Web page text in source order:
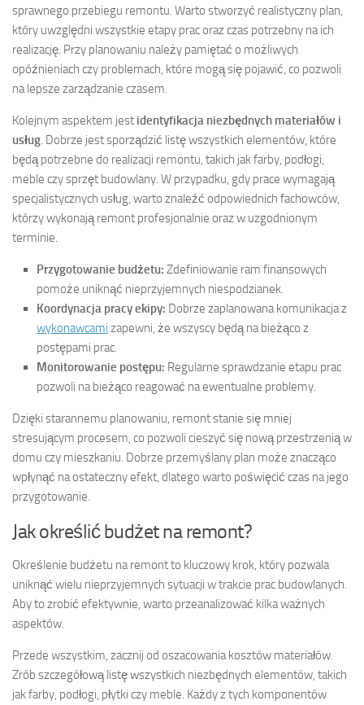
sprawnego przebiegu remontu. Warto stworzyć realistyczny plan,
który uwzględni wszystkie etapy prac oraz czas potrzebny na ich
realizację. Przy planowaniu należy pamiętać o możliwych
opóźnieniach czy problemach, które mogą się pojawić, co pozwoli
na lepsze zarządzanie czasem.
Kolejnym aspektem jest identyfikacja niezbędnych materiałów i
usług . Dobrze jest sporządzić listę wszystkich elementów, które
będą potrzebne do realizacji remontu, takich jak farby, podłogi,
meble czy sprzęt budowlany. W przypadku, gdy prace wymagają
specjalistycznych usług, warto znaleźć odpowiednich fachowców,
którzy wykonają remont profesjonalnie oraz w uzgodnionym
terminie.
Przygotowanie budżetu: Zdefiniowanie ram finansowych
pomoże uniknąć nieprzyjemnych niespodzianek.
Koordynacja pracy ekipy: Dobrze zaplanowana komunikacja z
wykonawcami zapewni, że wszyscy będą na bieżąco z
postępami prac.
Monitorowanie postępu: Regularne sprawdzanie etapu prac
pozwoli na bieżąco reagować na ewentualne problemy.
Dzięki starannemu planowaniu, remont stanie się mniej
stresującym procesem, co pozwoli cieszyć się nową przestrzenią w
domu czy mieszkaniu. Dobrze przemyślany plan może znacząco
wpłynąć na ostateczny efekt, dlatego warto poświęcić czas na jego
przygotowanie.
Jak określić budżet na remont?
Określenie budżetu na remont to kluczowy krok, który pozwala
uniknąć wielu nieprzyjemnych sytuacji w trakcie prac budowlanych.
Aby to zrobić efektywnie, warto przeanalizować kilka ważnych
aspektów.
Przede wszystkim, zacznij od oszacowania kosztów materiałów.
Zrób szczegółową listę wszystkich niezbędnych elementów, takich
jak farby, podłogi, płytki czy meble. Każdy z tych komponentów